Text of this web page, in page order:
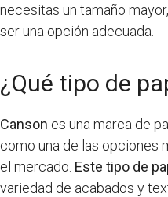
necesitas un tamaño
ser una opción adecuada.
¿Qué tipo de
Canson es una marca de
como una de las opciones
el mercado. Este tipo de
variedad de acabados y